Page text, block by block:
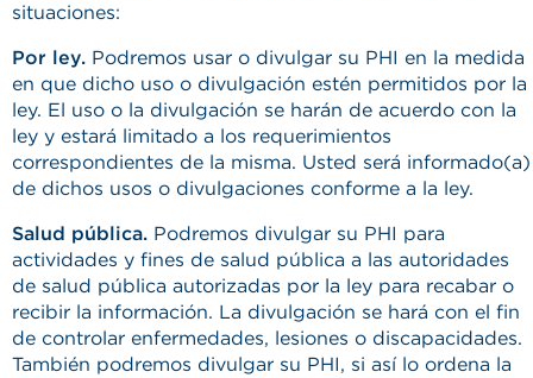
situaciones:
Por ley. Podremos usar o divulgar su PHI en la medida
en que dicho uso o divulgación estén permitidos por la
ley. El uso o la divulgación se harán de acuerdo con la
ley y estará limitado a los requerimientos
correspondientes de la misma. Usted será informado(a)
de dichos usos o divulgaciones conforme a la ley.
Salud pública. Podremos divulgar su PHI para
actividades y fines de salud pública a las autoridades
de salud pública autorizadas por la ley para recabar o
recibir la información. La divulgación se hará con el fin
de controlar enfermedades, lesiones o discapacidades.
También podremos divulgar su PHI, si así lo ordena la